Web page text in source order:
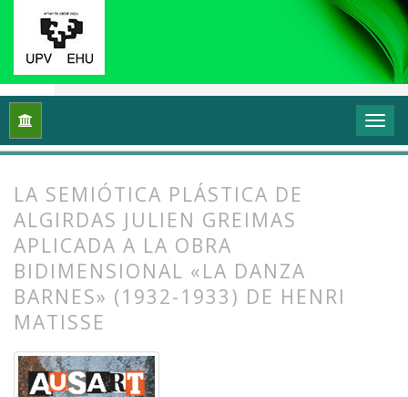
Inicio Vol. 5 Núm. 1 (2017): Interrogantes
LA SEMIÓTICA PLÁSTICA DE
ALGIRDAS JULIEN GREIMAS
APLICADA A LA OBRA
BIDIMENSIONAL «LA DANZA
BARNES» (1932-1933) DE HENRI
MATISSE